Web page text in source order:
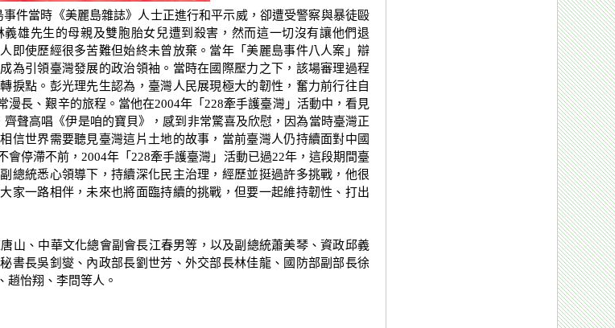
件當時《美麗島雜誌》人士正進行和平示威，卻遭受警察與暴徒毆
雄先生的母親及雙胞胎女兒遭到殺害，然而這一切沒有讓他們退
即使歷經很多苦難但始終未曾放棄。當年「美麗島事件八人案」辯
為引領臺灣發展的政治領袖。當時在國際壓力之下，該場審理過程
捩點。彭光理先生認為，臺灣人民展現極大的韌性，奮力前行往自
漫長、艱辛的旅程。當他在2004年「228牽手護臺灣」活動中，看見
聲高唱《伊是咱的寶貝》，感到非常驚喜及欣慰，因為當時臺灣正
信世界需要聽見臺灣這片土地的故事，當前臺灣人仍持續面對中國
會停滯不前，2004年「228牽手護臺灣」活動已過22年，這段期間臺
總統悉心領導下，持續深化民主治理，經歷並挺過許多挑戰，他很
家一路相伴，未來也將面臨持續的挑戰，但要一起維持韌性、打出
山、中華文化總會副會長江春男等，以及副總統蕭美琴、資政邱義
書長吳釗燮、內政部長劉世芳、外交部長林佳龍、國防部副部長徐
趙怡翔、李問等人。